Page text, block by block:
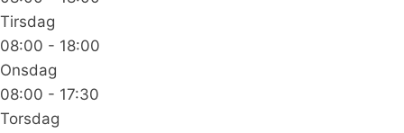
Tirsdag
08:00 - 18:00
Onsdag
08:00 - 17:30
Torsdag